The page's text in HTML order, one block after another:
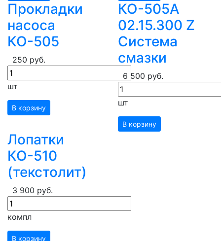
Прокладки
насоса
КО-505
250 руб.
шт
В корзину
КО-505А
02.15.300 Z
Система
смазки
6 500 руб.
шт
В корзину
Лопатки
КО-510
(текстолит)
3 900 руб.
компл
В корзину